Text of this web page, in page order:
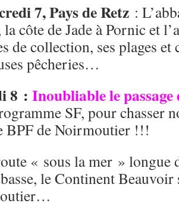
7, Pays de Retz :
côte de Jade à Pornic et
de collection, ses plages et
pêcheries…
8 : Inoubliable le passage
SF, pour chasser
BPF de Noirmoutier !!!
« sous la mer » longue
le Continent